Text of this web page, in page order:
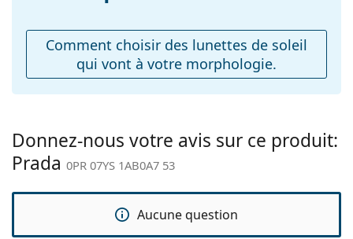
Explorez la gamme complète de
Non
Accessoires
Tissu de
nettoyage:
Oui
Pour femmes
Comment choisir des lunettes de soleil
qui vont à votre morphologie.
Donnez-nous votre avis sur ce produit:
Prada 0PR 07YS 1AB0A7 53
Aucune question